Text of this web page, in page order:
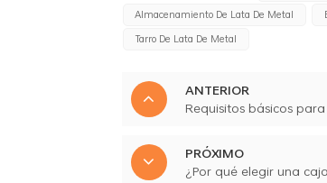
Almacenamiento De Lata De Metal
Tarro De Lata De Metal
ANTERIOR
Requisitos básicos
PRÓXIMO
¿Por qué elegir una